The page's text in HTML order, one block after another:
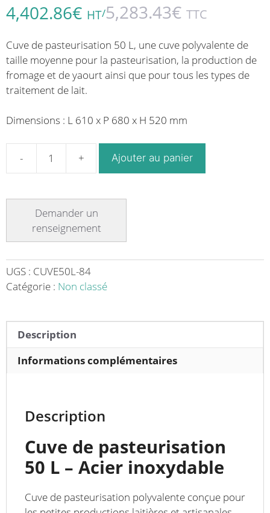
4,402.86€ HT/5,283.43€ TTC
Cuve de pasteurisation 50 L, une cuve polyvalente de
taille moyenne pour la pasteurisation, la production de
fromage et de yaourt ainsi que pour tous les types de
traitement de lait.
Dimensions : L 610 x P 680 x H 520 mm
quantité
de
pasteurisation
à
yaourt
-
50
Ajouter au panier
UGS : CUVE50L-84
Catégorie : Non classé
Description
Informations complémentaires
Description
Cuve de pasteurisation
50 L – Acier inoxydable
Cuve de pasteurisation polyvalente conçue pour